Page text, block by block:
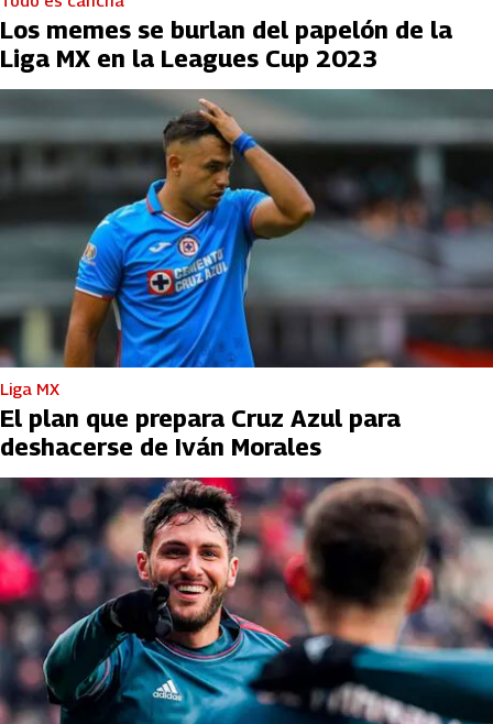
Los memes se burlan del papelón de la
Liga MX en la Leagues Cup 2023
Liga MX
El plan que prepara Cruz Azul para
deshacerse de Iván Morales